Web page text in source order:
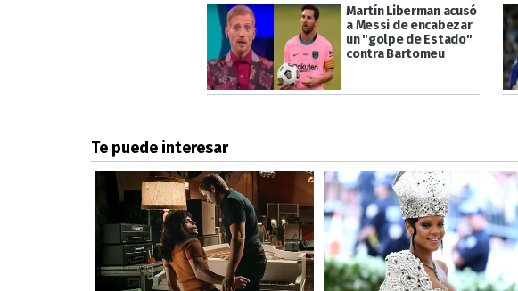
Martín Liberman acusó
a Messi de encabezar
un "golpe de Estado"
contra Bartomeu